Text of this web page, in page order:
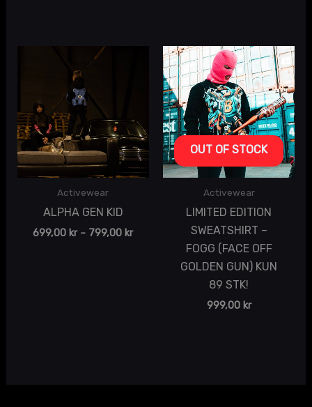
Activewear
ALPHA GEN KID
699,00 kr – 799,00 kr
699,00 kr
through
799,00 kr
OUT OF STOCK
Activewear
LIMITED EDITION
SWEATSHIRT –
FOGG (FACE OFF
GOLDEN GUN) KUN
89 STK!
999,00 kr